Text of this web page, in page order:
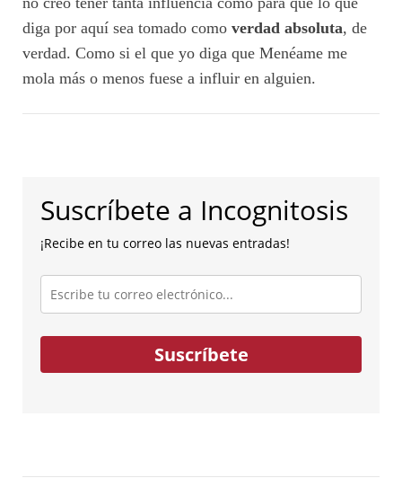
diga por aquí sea tomado como verdad absoluta, de
verdad. Como si el que yo diga que Menéame me
mola más o menos fuese a influir en alguien.
Suscríbete a Incognitosis
¡Recibe en tu correo las nuevas entradas!
Escribe
tu
correo
electrónico...
Suscríbete